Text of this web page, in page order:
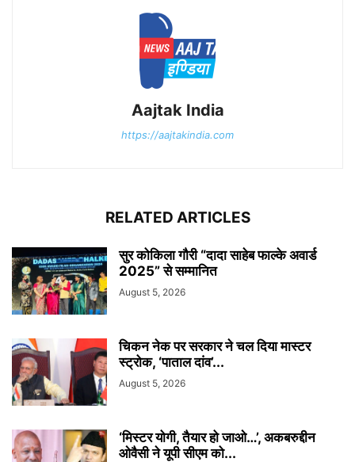
Aajtak India
https://aajtakindia.com
RELATED ARTICLES
सुर कोकिला गौरी “दादा साहेब फाल्के अवार्ड
2025” से सम्मानित
August 5, 2026
चिकन नेक पर सरकार ने चल दिया मास्टर
स्ट्रोक, ‘पाताल दांव’...
August 5, 2026
‘मिस्टर योगी, तैयार हो जाओ…’, अकबरुद्दीन
ओवैसी ने यूपी सीएम को...